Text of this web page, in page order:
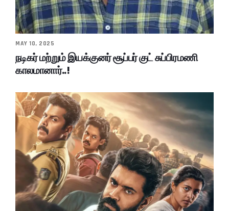
MAY 10, 2025
நடிகர் மற்றும் இயக்குனர் சூப்பர் குட் சுப்பிரமணி
காலமானார்..!